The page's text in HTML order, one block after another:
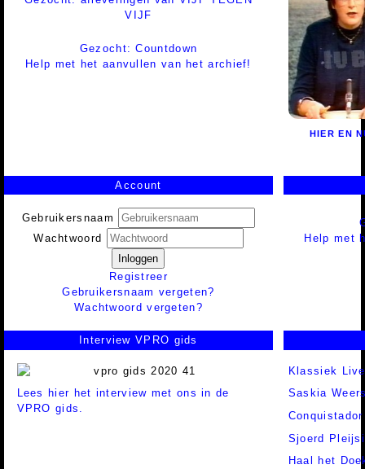
VIJF
Gezocht: Countdown
Help met het aanvullen van het archief!
HIER EN
Account
Gebruikersnaam
Wachtwoord
Inloggen
Registreer
Gebruikersnaam vergeten?
Wachtwoord vergeten?
Help met
Interview VPRO gids
Lees hier het interview met ons in de
VPRO gids.
Klassiek Live
Saskia
Conquistador
Sjoerd
Haal het